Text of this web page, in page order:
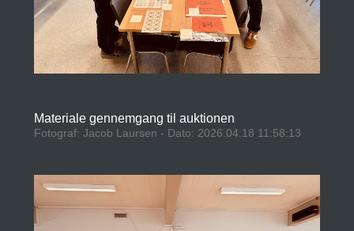
Materiale gennemgang til auktionen
Fotograf: Jacob Laursen - Dato: 2026.04.18 11:58:13